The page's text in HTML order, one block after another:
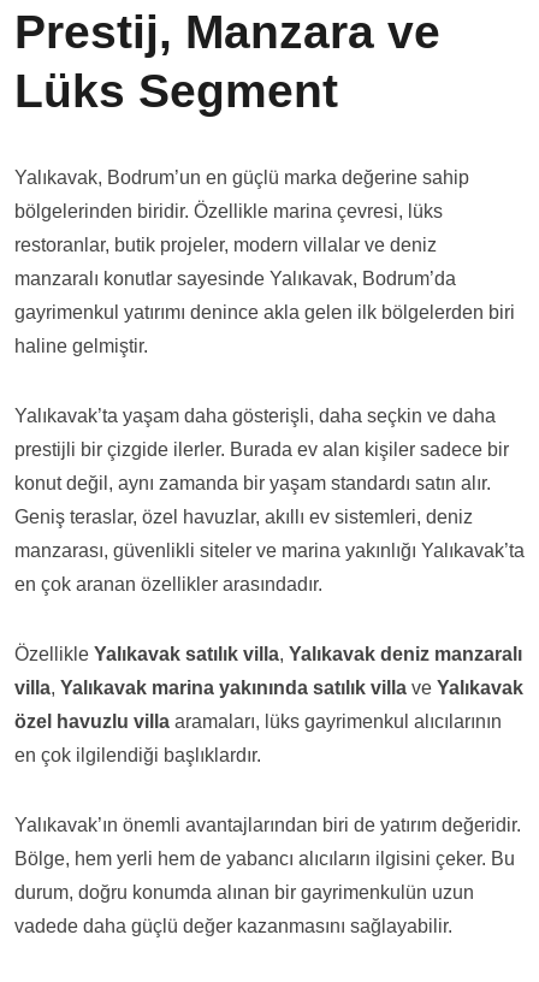
Prestij, Manzara ve
Lüks Segment
Yalıkavak, Bodrum’un en güçlü marka değerine sahip
bölgelerinden biridir. Özellikle marina çevresi, lüks
restoranlar, butik projeler, modern villalar ve deniz
manzaralı konutlar sayesinde Yalıkavak, Bodrum’da
gayrimenkul yatırımı denince akla gelen ilk bölgelerden biri
haline gelmiştir.
Yalıkavak’ta yaşam daha gösterişli, daha seçkin ve daha
prestijli bir çizgide ilerler. Burada ev alan kişiler sadece bir
konut değil, aynı zamanda bir yaşam standardı satın alır.
Geniş teraslar, özel havuzlar, akıllı ev sistemleri, deniz
manzarası, güvenlikli siteler ve marina yakınlığı Yalıkavak’ta
en çok aranan özellikler arasındadır.
Özellikle Yalıkavak satılık villa, Yalıkavak deniz manzaralı
villa, Yalıkavak marina yakınında satılık villa ve Yalıkavak
özel havuzlu villa aramaları, lüks gayrimenkul alıcılarının
en çok ilgilendiği başlıklardır.
Yalıkavak’ın önemli avantajlarından biri de yatırım değeridir.
Bölge, hem yerli hem de yabancı alıcıların ilgisini çeker. Bu
durum, doğru konumda alınan bir gayrimenkulün uzun
vadede daha güçlü değer kazanmasını sağlayabilir.